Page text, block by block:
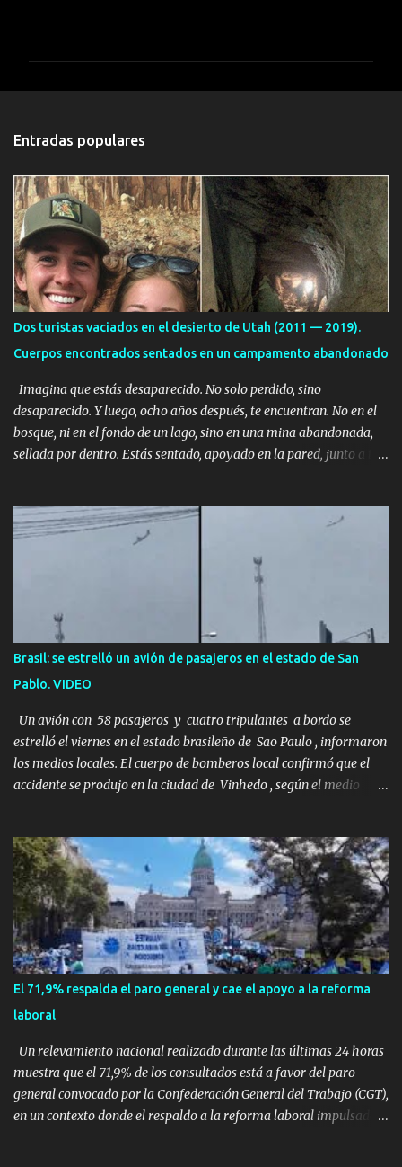
t
r
i
o
s
Entradas populares
Dos turistas vaciados en el desierto de Utah (2011 — 2019).
Cuerpos encontrados sentados en un campamento abandonado
Imagina que estás desaparecido. No solo perdido, sino
desaparecido. Y luego, ocho años después, te encuentran. No en el
bosque, ni en el fondo de un lago, sino en una mina abandonada,
sellada por dentro. Estás sentado, apoyado en la pared, junto a tu
una historia de monstruos de película. Esta es la historia real de
Sarah y Andrew. Es la historia de cómo un viaje de tres días al
desierto se convirtió en un misterio de ocho años, cuya respuesta
resultó ser más aterradora de lo que nadie podría haber
una pareja normal de Colorado. Ella tenía 26 años. Él, 28. No eran
aficionados a los deportes extremos ni expertos en supervivencia.
Eran simplemente dos personas que se amaban y querían pasar
un fin de semana lejos de la ciudad. Su plan era de lo más sencillo.
Tomar su viejo pero confiable auto, con...
Brasil: se estrelló un avión de pasajeros en el estado de San
Pablo. VIDEO
Un avión con 58 pasajeros y cuatro tripulantes a bordo se
estrelló el viernes en el estado brasileño de Sao Paulo , informaron
los medios locales. El cuerpo de bomberos local confirmó que el
accidente se produjo en la ciudad de Vinhedo , según el medio
una gran zona en llamas y humo saliendo de un aparente fuselaje
del avión. Otras imágenes de GloboNews mostraban un avión que
descendía verticalmente en espiral mientras que un usuario
compartió las llamas y la densa humareda negra que salían de la
nave, que se había estrellado a metros de su casa, entre los
árboles. Según confirmó la aerolínea, Voepass Linhas Aéreas, se
trataba de un avión turbohélice modelo ATR-72 que cubría la ruta
Cascavel - Guarulhos. Este modelo tiene capacidad para
transportar a 68 pasajeros. La primera llamad...
El 71,9% respalda el paro general y cae el apoyo a la reforma
laboral
Un relevamiento nacional realizado durante las últimas 24 horas
muestra que el 71,9% de los consultados está a favor del paro
general convocado por la Confederación General del Trabajo (CGT),
en un contexto donde el respaldo a la reforma laboral impulsada